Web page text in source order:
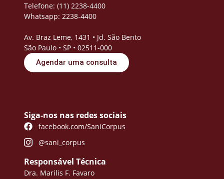
Telefone: (11) 2238-4400
Whatsapp: 2238-4400
Av. Braz Leme, 1431 • Jd. São Bento
São Paulo • SP • 02511-000
Agendar uma consulta
Siga-nos nas redes sociais
facebook.com/SaniCorpus
@sani_corpus
Responsável Técnica
Dra. Marilis F. Favaro